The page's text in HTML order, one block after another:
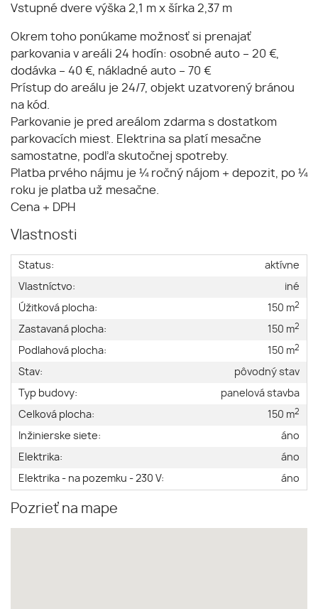
Vstupné dvere výška 2,1 m x šírka 2,37 m
Okrem toho ponúkame možnosť si prenajať
parkovania v areáli 24 hodín: osobné auto – 20 €,
dodávka – 40 €, nákladné auto – 70 €
Prístup do areálu je 24/7, objekt uzatvorený bránou
na kód.
Parkovanie je pred areálom zdarma s dostatkom
parkovacích miest. Elektrina sa platí mesačne
samostatne, podľa skutočnej spotreby.
Platba prvého nájmu je ¼ ročný nájom + depozit, po ¼
roku je platba už mesačne.
Cena + DPH
Vlastnosti
Status:
aktívne
Vlastníctvo:
iné
Úžitková plocha:
150 m2
Zastavaná plocha: 150 m2
Podlahová plocha: 150 m2
Stav:
pôvodný stav
Typ budovy:
panelová stavba
Celková plocha:
150 m2
Inžinierske siete:
áno
Elektrika:
áno
Elektrika - na pozemku - 230 V:
áno
Pozrieť na mape